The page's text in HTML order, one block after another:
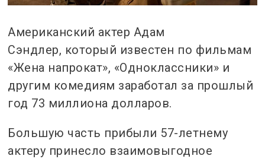
Американский актер Адам
Сэндлер, который известен по фильмам
«Жена напрокат», «Одноклассники» и
другим комедиям заработал за прошлый
год 73 миллиона долларов.
Большую часть прибыли 57-летнему
актеру принесло взаимовыгодное